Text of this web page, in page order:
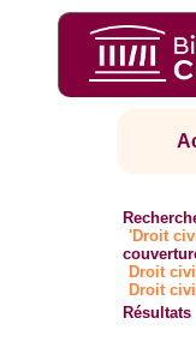
'Droit
Droit
Droit
Résultats